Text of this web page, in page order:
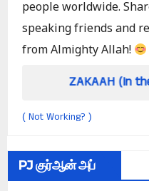
people worldwide.
speaking friends and
from Almighty Allah!
(In the light of Qur
( Not Working? )
PJ குர்ஆன் அப்